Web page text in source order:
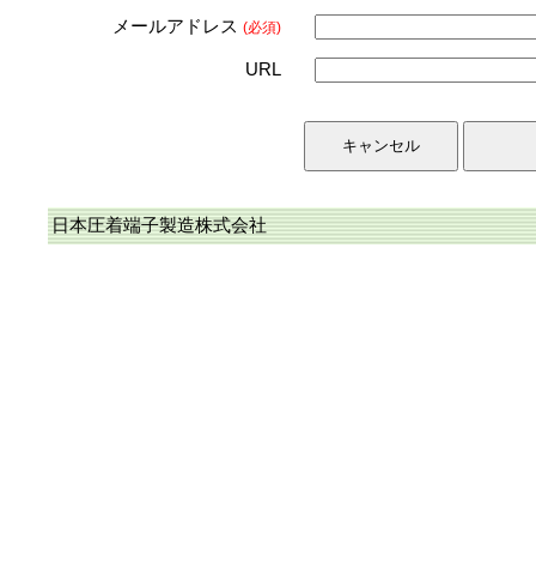
メールアドレス (必須)
URL
日本圧着端子製造株式会社